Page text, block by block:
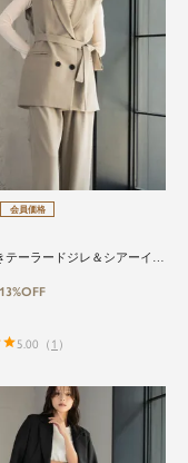
会員価格
テーラードジレ＆シアーイン
スーツ
13%OFF
5.00 （ 1 ）